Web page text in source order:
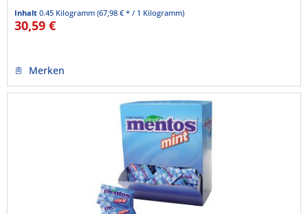
Inhalt0.45 Kilogramm(67,98 € * / 1 Kilogramm)
30,59 €
Merken